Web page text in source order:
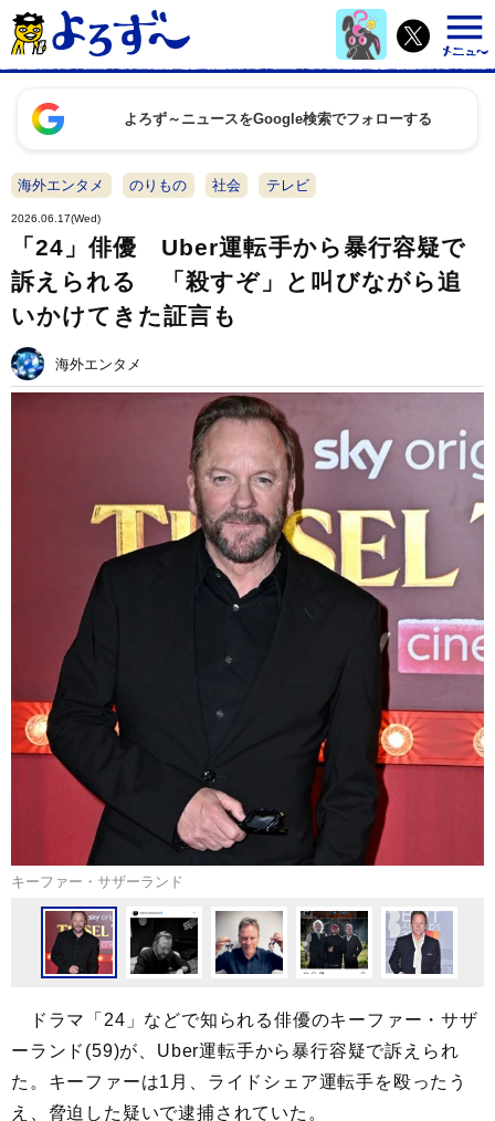
よろず～ニュースをGoogle検索でフォローする
海外エンタメ のりもの 社会 テレビ
2026.06.17(Wed)
「24」俳優 Uber運転手から暴行容疑で
訴えられる 「殺すぞ」と叫びながら追
いかけてきた証言も
海外エンタメ
キーファー・サザーランド
ドラマ「24」などで知られる俳優のキーファー・サザ
ーランド(59)が、Uber運転手から暴行容疑で訴えられ
た。キーファーは1月、ライドシェア運転手を殴ったう
え、脅迫した疑いで逮捕されていた。